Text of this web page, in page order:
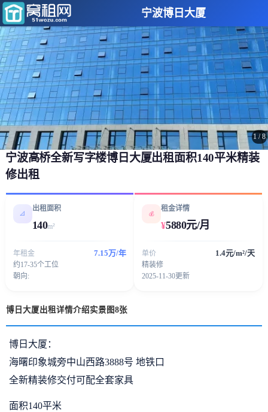
宁波博日大厦
1 /8
宁波高桥全新写字楼博日大厦出租面积140平米精装
修出租
📐
出租面积
140m²
年租金 7.15万/年
约17-35个工位
朝向:
💰
租金详情
¥5880元/月
单价 1.4元/m²/天
精装修
2025-11-30更新
博日大厦出租详情介绍实景图8张
博日大厦：
海曙印象城旁中山西路3888号 地铁口
全新精装修交付可配全套家具
面积140平米